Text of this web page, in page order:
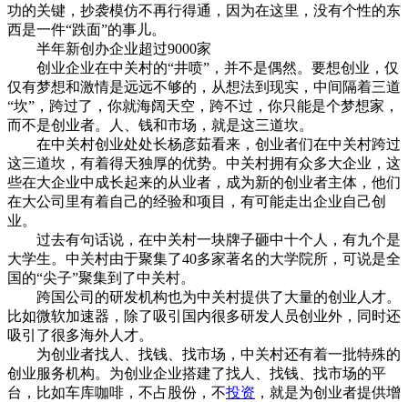
功的关键，抄袭模仿不再行得通，因为在这里，没有个性的东
西是一件“跌面”的事儿。
半年新创办企业超过9000家
创业企业在中关村的“井喷”，并不是偶然。要想创业，仅
仅有梦想和激情是远远不够的，从想法到现实，中间隔着三道
“坎”，跨过了，你就海阔天空，跨不过，你只能是个梦想家，
而不是创业者。人、钱和市场，就是这三道坎。
在中关村创业处处长杨彦茹看来，创业者们在中关村跨过
这三道坎，有着得天独厚的优势。中关村拥有众多大企业，这
些在大企业中成长起来的从业者，成为新的创业者主体，他们
在大公司里有着自己的经验和项目，有可能走出企业自己创
业。
过去有句话说，在中关村一块牌子砸中十个人，有九个是
大学生。中关村由于聚集了40多家著名的大学院所，可说是全
国的“尖子”聚集到了中关村。
跨国公司的研发机构也为中关村提供了大量的创业人才。
比如微软加速器，除了吸引国内很多研发人员创业外，同时还
吸引了很多海外人才。
为创业者找人、找钱、找市场，中关村还有着一批特殊的
创业服务机构。为创业企业搭建了找人、找钱、找市场的平
台，比如车库咖啡，不占股份，不投资 ，就是为创业者提供增